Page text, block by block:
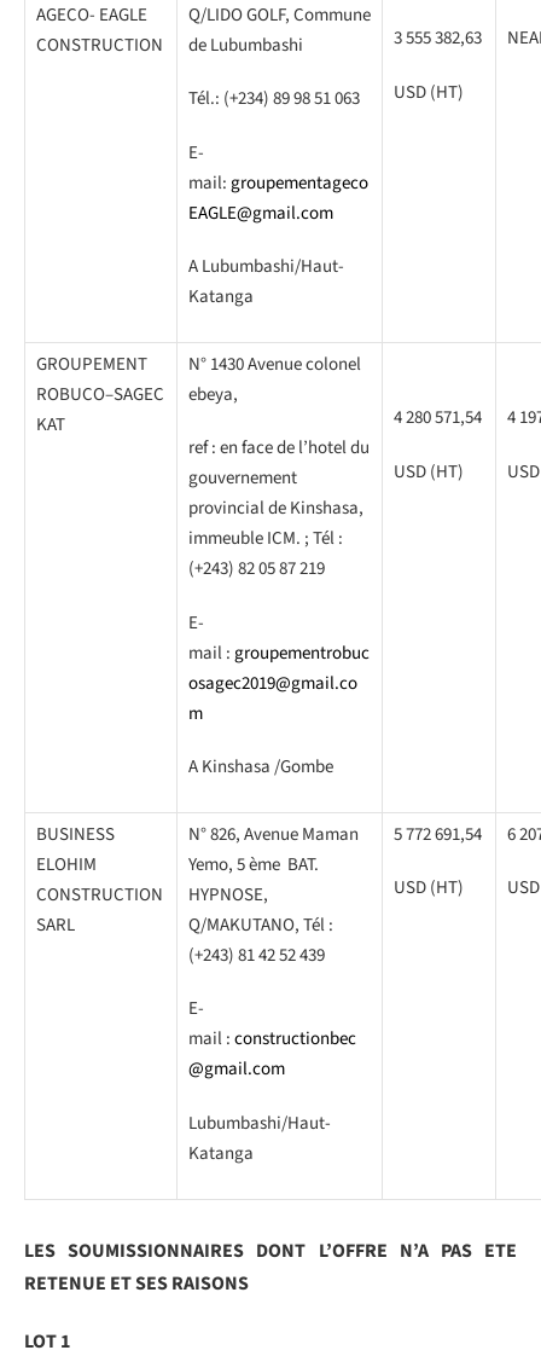
AGECO- EAGLE
CONSTRUCTION
Q/LIDO GOLF, Commune
de Lubumbashi
Tél.: (+234) 89 98 51 063
E-
mail: groupementageco
EAGLE@gmail.com
A Lubumbashi/Haut-
Katanga
3 555 382,63
USD (HT)
GROUPEMENT
ROBUCO–SAGEC
KAT
N° 1430 Avenue colonel
ebeya,
ref : en face de l’hotel du
gouvernement
provincial de Kinshasa,
immeuble ICM. ; Tél :
(+243) 82 05 87 219
E-
mail : groupementrobuc
osagec2019@gmail.co
m
A Kinshasa /Gombe
4 280 571,54
USD (HT)
4
BUSINESS
ELOHIM
CONSTRUCTION
SARL
N° 826, Avenue Maman
Yemo, 5 ème BAT.
HYPNOSE,
Q/MAKUTANO, Tél :
(+243) 81 42 52 439
E-
mail :constructionbec
@gmail.com
Lubumbashi/Haut-
Katanga
5 772 691,54
USD (HT)
6
LES SOUMISSIONNAIRES DONT L’OFFRE N’A PAS ETE
RETENUE ET SES RAISONS
LOT 1